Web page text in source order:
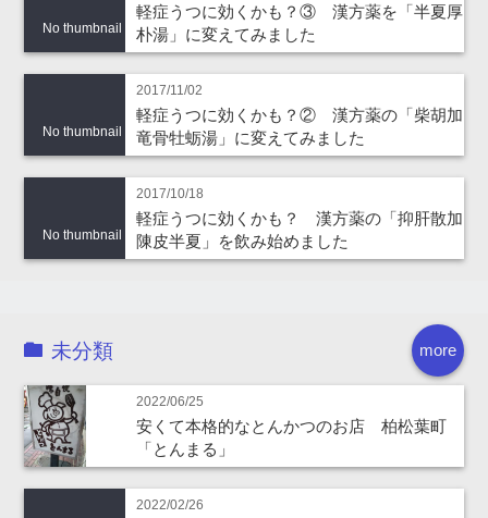
No thumbnail
軽症うつに効くかも？③ 漢方薬を「半夏厚
朴湯」に変えてみました
No thumbnail
2017/11/02
軽症うつに効くかも？② 漢方薬の「柴胡加
竜骨牡蛎湯」に変えてみました
No thumbnail
2017/10/18
軽症うつに効くかも？ 漢方薬の「抑肝散加
陳皮半夏」を飲み始めました
more
未分類
2022/06/25
安くて本格的なとんかつのお店 柏松葉町
「とんまる」
2022/02/26